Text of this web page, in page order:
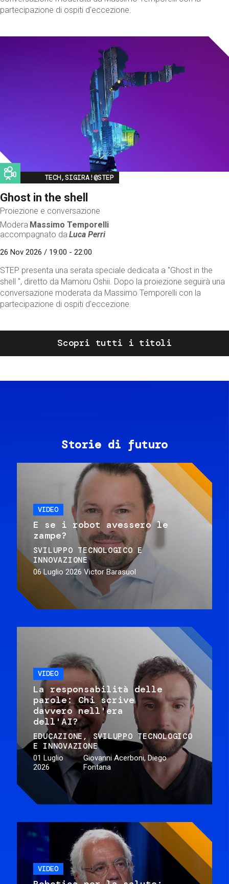
partecipazione di ospiti d'eccezione.
Image
TECH,SIGIRA!@STEP
Ghost in the shell
Proiezione e conversazione
Modera Massimo Temporelli
accompagnato da Luca Perri
26 Nov 2026 / 19:00 - 22:00
STEP presenta una serata speciale dedicata a "Ghost in the
shell ", diretto da Mamoru Oshii. Dopo la proiezione seguirà una
conversazione moderata da Massimo Temporelli con la
partecipazione di ospiti d'eccezione.
Scopri tutti i titoli
Storie di futuro
VIDEO
E se i robot avessero le
zampe?
SVILUPPO TECNOLOGICO E
INNOVAZIONE
06 Luglio 2026 Victor Barasuol
VIDEO
La responsabilità delle
parole: Chi scrive
davvero nell'era
dell'AI?
EDUCAZIONE
SVILUPPO TECNOLOGICO
E INNOVAZIONE
01 Luglio
2026
Giovanni Acerboni, Diego
Fontana
VIDEO